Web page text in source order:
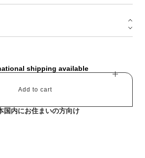
shipping available
Add to cart
国内にお住まいの方向け